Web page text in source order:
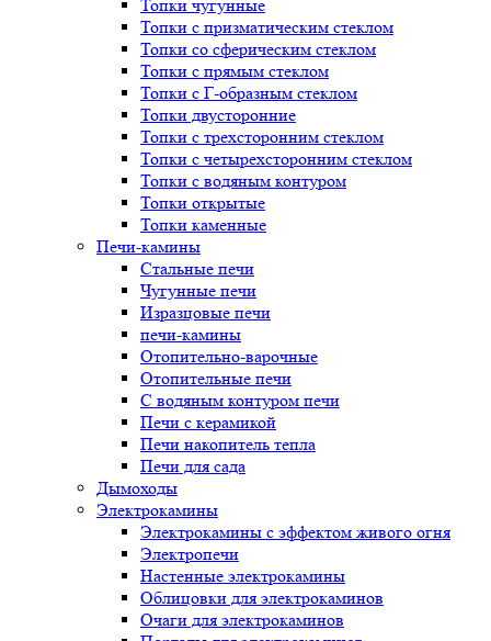
Топки чугунные
Топки с призматическим стеклом
Топки со сферическим стеклом
Топки с прямым стеклом
Топки с Г-образным стеклом
Топки двусторонние
Топки с трехсторонним стеклом
Топки с четырехсторонним стеклом
Топки с водяным контуром
Топки открытые
Топки каменные
Печи-камины
Стальные печи
Чугунные печи
Изразцовые печи
печи-камины
Отопительно-варочные
Отопительные печи
С водяным контуром печи
Печи с керамикой
Печи накопитель тепла
Печи для сада
Дымоходы
Электрокамины
Электрокамины с эффектом живого огня
Электропечи
Настенные электрокамины
Облицовки для электрокаминов
Очаги для электрокаминов